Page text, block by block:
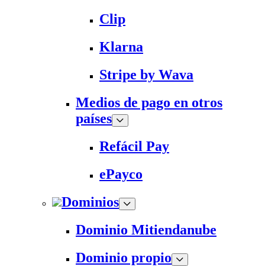
Clip
Klarna
Stripe by Wava
Medios de pago en otros
países
Refácil Pay
ePayco
Dominios
Dominio Mitiendanube
Dominio propio